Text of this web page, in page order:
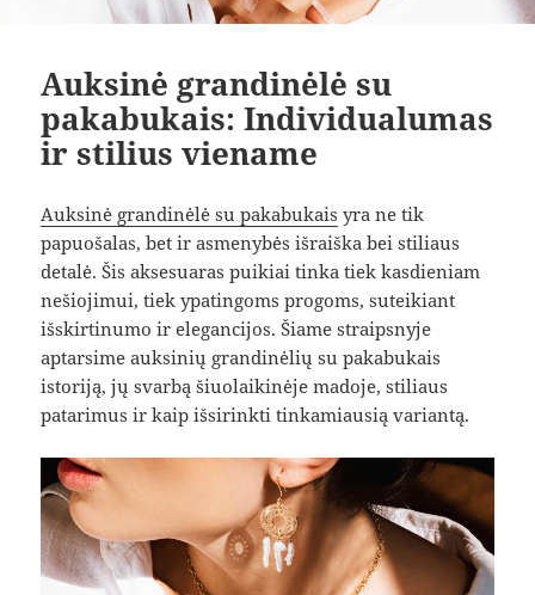
Auksinė grandinėlė su
pakabukais: Individualumas
ir stilius viename
Auksinė grandinėlė su pakabukais yra ne tik
papuošalas, bet ir asmenybės išraiška bei stiliaus
detalė. Šis aksesuaras puikiai tinka tiek kasdieniam
nešiojimui, tiek ypatingoms progoms, suteikiant
išskirtinumo ir elegancijos. Šiame straipsnyje
aptarsime auksinių grandinėlių su pakabukais
istoriją, jų svarbą šiuolaikinėje madoje, stiliaus
patarimus ir kaip išsirinkti tinkamiausią variantą.